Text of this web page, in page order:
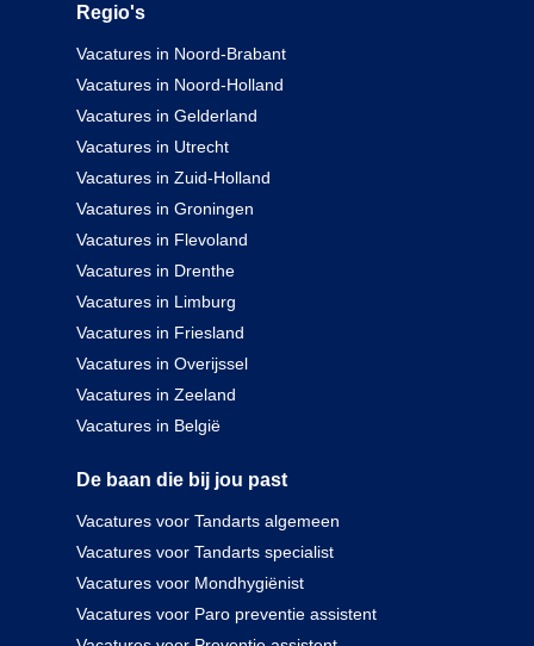
Regio's
Vacatures in Noord-Brabant
Vacatures in Noord-Holland
Vacatures in Gelderland
Vacatures in Utrecht
Vacatures in Zuid-Holland
Vacatures in Groningen
Vacatures in Flevoland
Vacatures in Drenthe
Vacatures in Limburg
Vacatures in Friesland
Vacatures in Overijssel
Vacatures in Zeeland
Vacatures in België
De baan die bij jou past
Vacatures voor Tandarts algemeen
Vacatures voor Tandarts specialist
Vacatures voor Mondhygiënist
Vacatures voor Paro preventie assistent